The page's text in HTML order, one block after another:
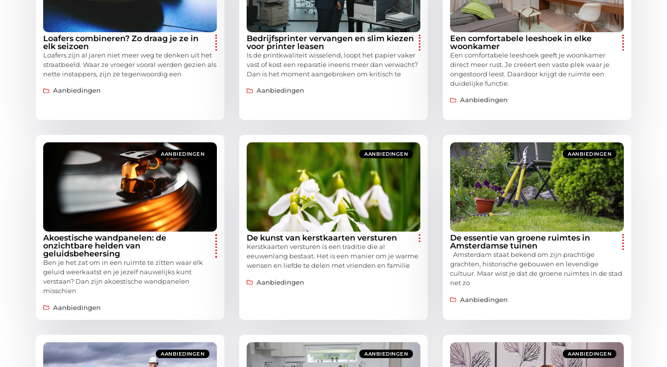
Loafers combineren? Zo draag je ze in
elk seizoen
Loafers zijn al jaren niet meer weg te denken uit het
straatbeeld. Waar ze vroeger vooral werden gezien als
nette instappers, zijn ze tegenwoordig een
Aanbiedingen
Bedrijfsprinter vervangen en slim kiezen
voor printer leasen
Is de printkwaliteit wisselend, loopt het papier vaker
vast of kost een reparatie ineens meer dan verwacht?
Dan is het moment aangebroken om kritisch te
Aanbiedingen
Een comfortabele leeshoek in elke
woonkamer
Een comfortabele leeshoek geeft je woonkamer
direct meer rust. Je creëert een vaste plek waar je
ongestoord leest. Daardoor krijgt de ruimte een
duidelijke functie.
Aanbiedingen
AANBIEDINGEN
Akoestische wandpanelen: de
onzichtbare helden van
geluidsbeheersing
Ben je het zat om in een ruimte te zitten waar elk
geluid weerkaatst en je jezelf nauwelijks kunt
verstaan? Dan zijn akoestische wandpanelen
misschien
Aanbiedingen
AANBIEDINGEN
De kunst van kerstkaarten versturen
Kerstkaarten versturen is een traditie die al
eeuwenlang bestaat. Het is een manier om je warme
wensen en liefde te delen met vrienden en familie
Aanbiedingen
AANBIEDINGEN
De essentie van groene ruimtes in
Amsterdamse tuinen
Amsterdam staat bekend om zijn prachtige
grachten, historische gebouwen en levendige
cultuur. Maar wist je dat de groene ruimtes in de stad
net zo
Aanbiedingen
AANBIEDINGEN AANBIEDINGEN AANBIEDINGEN